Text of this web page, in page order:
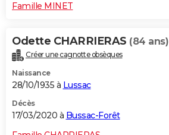
Famille MINET
Odette CHARRIERAS (84 ans)
Créer une cagnotte obsèques
Naissance
28/10/1935 à Lussac
Décès
17/03/2020 à Bussac-Forêt